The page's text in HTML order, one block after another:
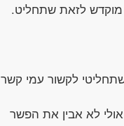
מוקדש לזאת שתחליט.
לקשור עמי קשר
אולי לא אבין את הפשר